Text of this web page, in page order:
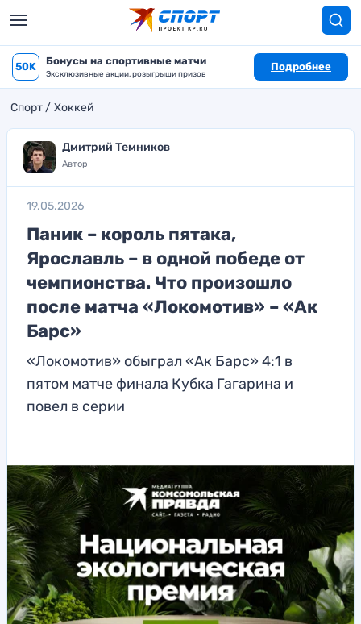
50K Бонусы на спортивные матчи
Эксклюзивные акции, розыгрыши призов
Подробнее
Спорт Хоккей
Дмитрий Темников
Автор
19.05.2026
Паник – король пятака,
Ярославль – в одной победе от
чемпионства. Что произошло
после матча «Локомотив» – «Ак
Барс»
«Локомотив» обыграл «Ак Барс» 4:1 в
пятом матче финала Кубка Гагарина и
повел в серии